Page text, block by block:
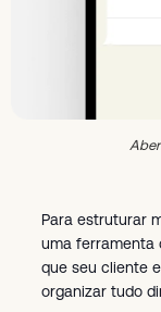
Para estruturar
uma ferramenta
que seu cliente
organizar tudo